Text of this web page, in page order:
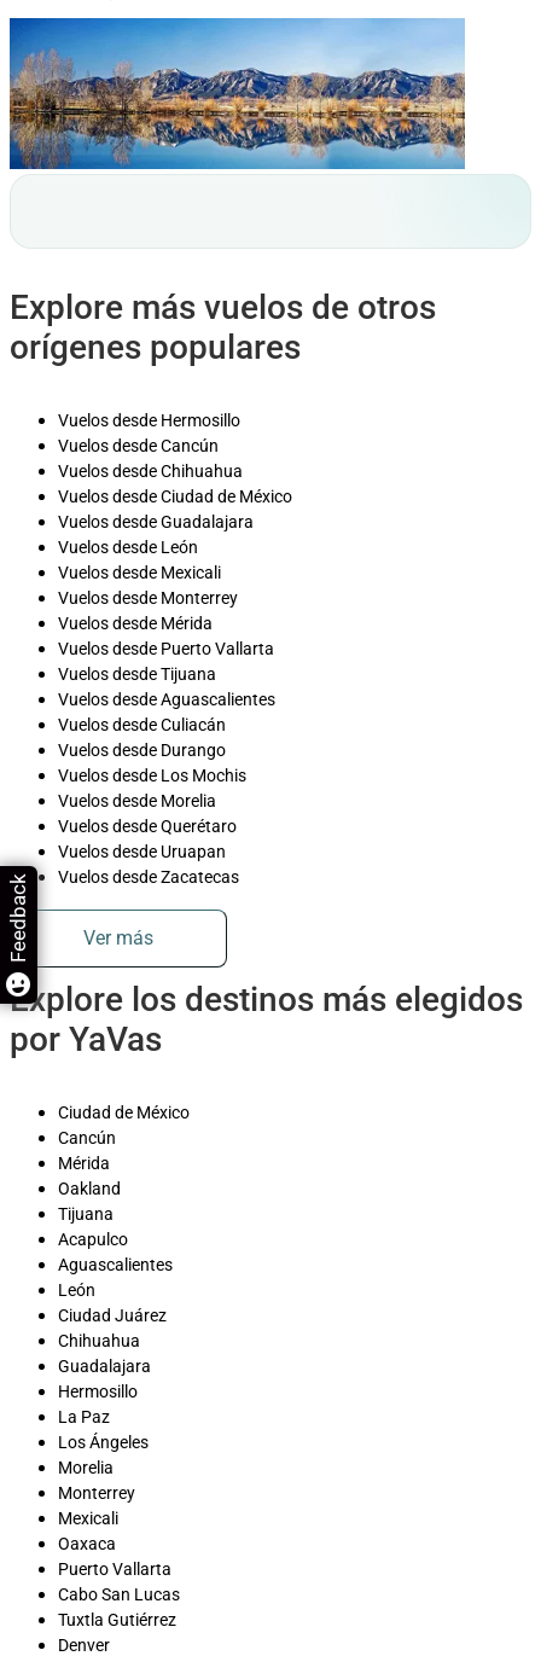
Explore más vuelos de otros
orígenes populares
Vuelos desde Hermosillo
Vuelos desde Cancún
Vuelos desde Chihuahua
Vuelos desde Ciudad de México
Vuelos desde Guadalajara
Vuelos desde León
Vuelos desde Mexicali
Vuelos desde Monterrey
Vuelos desde Mérida
Vuelos desde Puerto Vallarta
Vuelos desde Tijuana
Vuelos desde Aguascalientes
Vuelos desde Culiacán
Vuelos desde Durango
Vuelos desde Los Mochis
Vuelos desde Morelia
Vuelos desde Querétaro
Vuelos desde Uruapan
Vuelos desde Zacatecas
Ver más
Explore los destinos más elegidos
por YaVas
Ciudad de México
Cancún
Mérida
Oakland
Tijuana
Acapulco
Aguascalientes
León
Ciudad Juárez
Chihuahua
Guadalajara
Hermosillo
La Paz
Los Ángeles
Morelia
Monterrey
Mexicali
Oaxaca
Puerto Vallarta
Cabo San Lucas
Tuxtla Gutiérrez
Denver
Feedback